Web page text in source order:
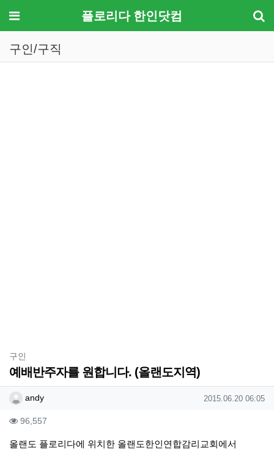
메뉴 플로리다 한인닷컴
구인/구직
구인
예배반주자를 원합니다. (올랜도지역)
작성자 정보
andy작성 작성일
2015.06.20 06:05
컨텐츠 정보
96,557
본문
올랜도 플로리다에 위치한 올랜도한인연합감리교회에서